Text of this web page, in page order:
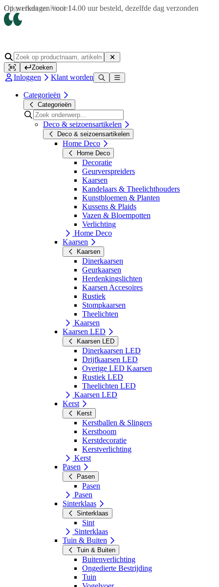
Op werkdagen voor 14.00 uur besteld, dezelfde dag verzonden
Zoeken
Inloggen Klant worden
Categorieën
Categorieën
Deco & seizoensartikelen
Deco & seizoensartikelen
Home Deco
Home Deco
Decoratie
Geurverspreiders
Kaarsen
Kandelaars & Theelichthouders
Kunstbloemen & Planten
Kussens & Plaids
Vazen & Bloempotten
Verlichting
Home Deco
Kaarsen
Kaarsen
Dinerkaarsen
Geurkaarsen
Herdenkingslichten
Kaarsen Accesoires
Rustiek
Stompkaarsen
Theelichten
Kaarsen
Kaarsen LED
Kaarsen LED
Dinerkaarsen LED
Drijfkaarsen LED
Overige LED Kaarsen
Rustiek LED
Theelichten LED
Kaarsen LED
Kerst
Kerst
Kerstballen & Slingers
Kerstboom
Kerstdecoratie
Kerstverlichting
Kerst
Pasen
Pasen
Pasen
Pasen
Sinterklaas
Sinterklaas
Sint
Sinterklaas
Tuin & Buiten
Tuin & Buiten
Buitenverlichting
Ongedierte Bestrijding
Tuin